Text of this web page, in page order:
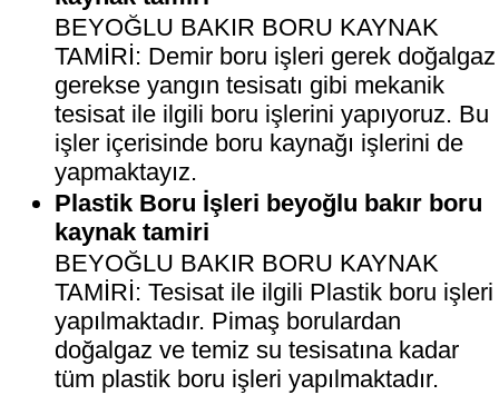
BEYOĞLU BAKIR BORU KAYNAK
TAMİRİ: Demir boru işleri gerek doğalgaz
gerekse yangın tesisatı gibi mekanik
tesisat ile ilgili boru işlerini yapıyoruz. Bu
işler içerisinde boru kaynağı işlerini de
yapmaktayız.
Plastik Boru İşleri beyoğlu bakır boru
kaynak tamiri
BEYOĞLU BAKIR BORU KAYNAK
TAMİRİ: Tesisat ile ilgili Plastik boru işleri
yapılmaktadır. Pimaş borulardan
doğalgaz ve temiz su tesisatına kadar
tüm plastik boru işleri yapılmaktadır.